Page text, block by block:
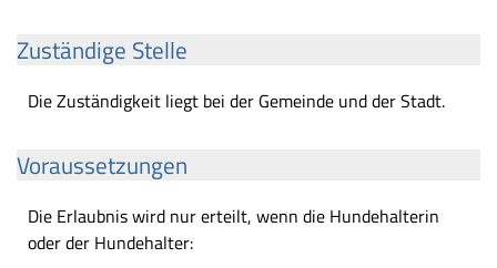
Zuständige Stelle
Die Zuständigkeit liegt bei der Gemeinde und der Stadt.
Voraussetzungen
Die Erlaubnis wird nur erteilt, wenn die Hundehalterin
oder der Hundehalter: